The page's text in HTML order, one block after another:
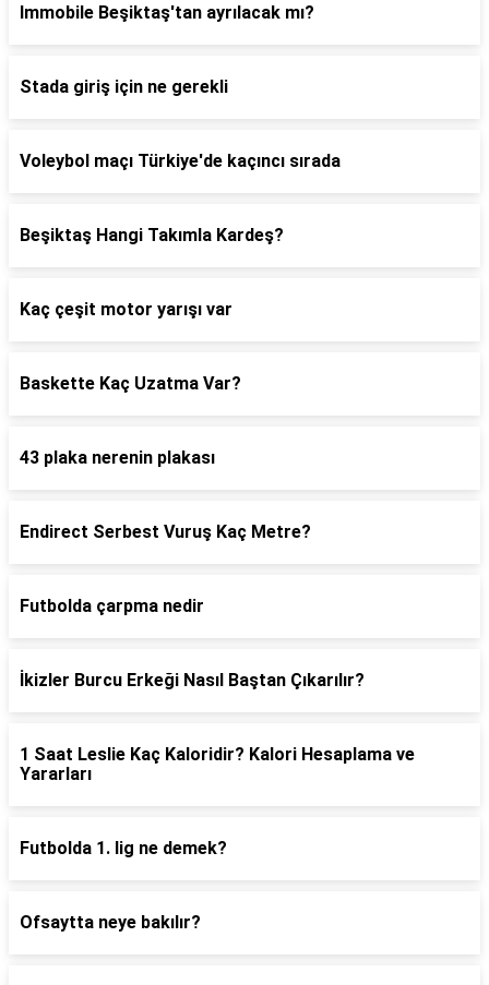
Immobile Beşiktaş'tan ayrılacak mı?
Stada giriş için ne gerekli
Voleybol maçı Türkiye'de kaçıncı sırada
Beşiktaş Hangi Takımla Kardeş?
Kaç çeşit motor yarışı var
Baskette Kaç Uzatma Var?
43 plaka nerenin plakası
Endirect Serbest Vuruş Kaç Metre?
Futbolda çarpma nedir
İkizler Burcu Erkeği Nasıl Baştan Çıkarılır?
1 Saat Leslie Kaç Kaloridir? Kalori Hesaplama ve
Yararları
Futbolda 1. lig ne demek?
Ofsaytta neye bakılır?